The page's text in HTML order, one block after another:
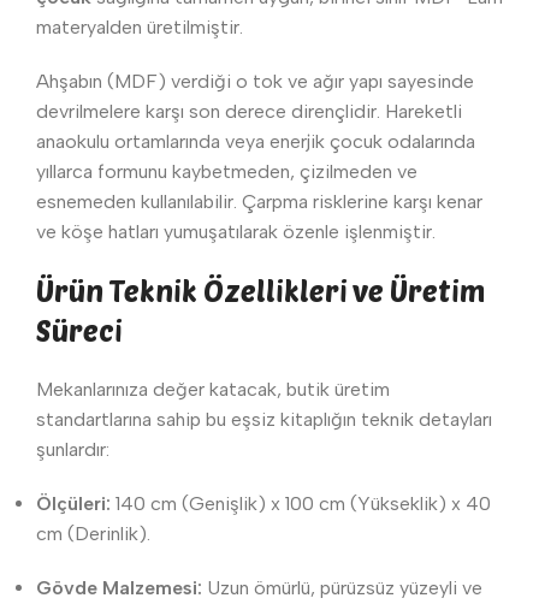
materyalden üretilmiştir.
Ahşabın (MDF) verdiği o tok ve ağır yapı sayesinde
devrilmelere karşı son derece dirençlidir. Hareketli
anaokulu ortamlarında veya enerjik çocuk odalarında
yıllarca formunu kaybetmeden, çizilmeden ve
esnemeden kullanılabilir. Çarpma risklerine karşı kenar
ve köşe hatları yumuşatılarak özenle işlenmiştir.
Ürün Teknik Özellikleri ve Üretim
Süreci
Mekanlarınıza değer katacak, butik üretim
standartlarına sahip bu eşsiz kitaplığın teknik detayları
şunlardır:
Ölçüleri: 140 cm (Genişlik) x 100 cm (Yükseklik) x 40
cm (Derinlik).
Gövde Malzemesi: Uzun ömürlü, pürüzsüz yüzeyli ve